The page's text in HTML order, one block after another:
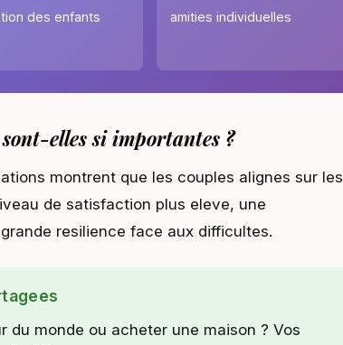
des enfants
amities individuelles
elles si importantes ?
montrent que les couples alignes sur les
de satisfaction plus eleve, une
resilience face aux difficultes.
du monde ou acheter une maison ? Vos